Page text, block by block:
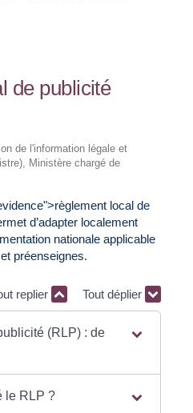
de publicité
de l'information légale et
Ministère chargé de
local de
d’adapter localement
nationale applicable
préenseignes.
replier Tout déplier
(RLP) : de
le RLP ?